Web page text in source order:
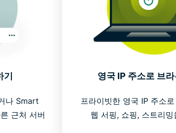
기
나 Smart
근처 서버
영국 IP 주소로 브
프라이빗한 영국 IP 주소
웹 서핑, 쇼핑, 스트리밍